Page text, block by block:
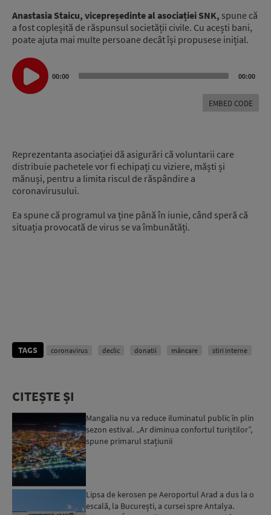
Anastasia Staicu, vicepreședinte al asociației SNK, spune că
a fost copleșită de răspunsul societății civile. Cu acești bani,
poate ajuta mai multe persoane decât își propusese inițial.
Audio
Player
00:00 00:00
EMBED CODE
Reprezentanta asociației dă asigurări că voluntarii care
distribuie pachetele vor fi echipați cu viziere, măști și
mănuși, pentru a limita riscul de răspândire a
coronavirusului.
Ea spune că programul va ține până în iunie, când speră că
situația provocată de virus se va îmbunătăți.
TAGS coronavirus declic donatii mâncare stiri interne
CITEȘTE ȘI
Mangalia nu va reduce iluminatul public în plin
sezon estival. „Ar diminua confortul turiștilor”,
spune primarul stațiunii
Lipsa de kerosen pe Aeroportul Arad a dus la o
escală, la București, a cursei spre Antalya.